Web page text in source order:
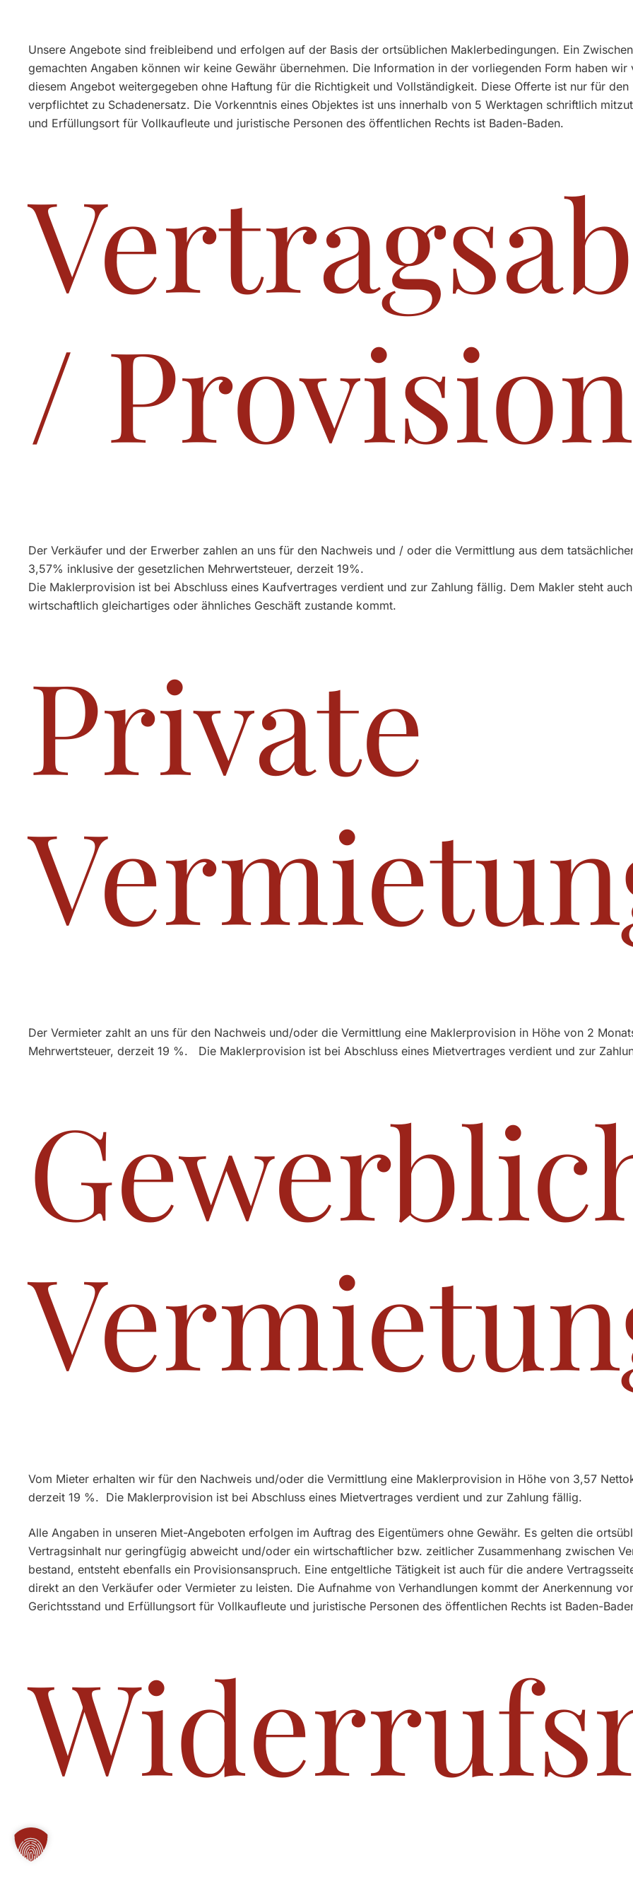
Unsere Angebote sind freibleibend und erfolgen auf der Basis der ortsüblichen Maklerbedingungen. Ein
gemachten Angaben können wir keine Gewähr übernehmen. Die Information in der vorliegenden Form haben
diesem Angebot weitergegeben ohne Haftung für die Richtigkeit und Vollständigkeit. Diese Offerte ist nur für
verpflichtet zu Schadenersatz. Die Vorkenntnis eines Objektes ist uns innerhalb von 5 Werktagen schriftlich
und Erfüllungsort für Vollkaufleute und juristische Personen des öffentlichen Rechts ist Baden-Baden.
/ Provision
Der Verkäufer und der Erwerber zahlen an uns für den Nachweis und / oder die Vermittlung aus dem
3,57% inklusive der gesetzlichen Mehrwertsteuer, derzeit 19%.
Die Maklerprovision ist bei Abschluss eines Kaufvertrages verdient und zur Zahlung fällig. Dem Makler steht
wirtschaftlich gleichartiges oder ähnliches Geschäft zustande kommt.
Private
Der Vermieter zahlt an uns für den Nachweis und/oder die Vermittlung eine Maklerprovision in Höhe von 2
Mehrwertsteuer, derzeit 19 %. Die Maklerprovision ist bei Abschluss eines Mietvertrages verdient und zur
Vom Mieter erhalten wir für den Nachweis und/oder die Vermittlung eine Maklerprovision in Höhe von 3,57
derzeit 19 %. Die Maklerprovision ist bei Abschluss eines Mietvertrages verdient und zur Zahlung fällig.
Alle Angaben in unseren Miet-Angeboten erfolgen im Auftrag des Eigentümers ohne Gewähr. Es gelten die
Vertragsinhalt nur geringfügig abweicht und/oder ein wirtschaftlicher bzw. zeitlicher Zusammenhang zwischen
bestand, entsteht ebenfalls ein Provisionsanspruch. Eine entgeltliche Tätigkeit ist auch für die andere
direkt an den Verkäufer oder Vermieter zu leisten. Die Aufnahme von Verhandlungen kommt der Anerkennung
Gerichtsstand und Erfüllungsort für Vollkaufleute und juristische Personen des öffentlichen Rechts ist Baden-